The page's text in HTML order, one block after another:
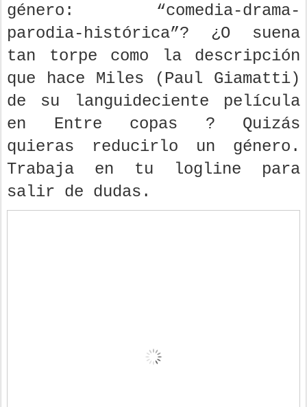
género: “comedia-drama-
parodia-histórica”? ¿O suena
tan torpe como la descripción
que hace Miles (Paul Giamatti)
de su languideciente película
en Entre copas ? Quizás
quieras reducirlo un género.
Trabaja en tu logline para
salir de dudas.